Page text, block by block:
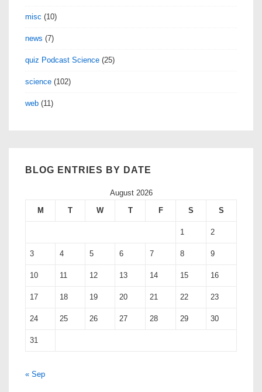
misc (10)
news (7)
quiz Podcast Science (25)
science (102)
web (11)
BLOG ENTRIES BY DATE
August 2026
M
T W T F S S
1 2
3 4 5 6 7 8 9
10 11 12 13 14 15 16
17 18 19 20 21 22 23
24 25 26 27 28 29 30
31
« Sep